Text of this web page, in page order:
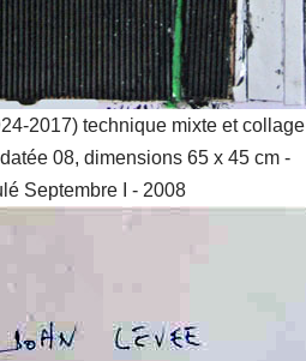
2017) technique mixte et
08, dimensions 65 x 45 cm -
Septembre I - 2008